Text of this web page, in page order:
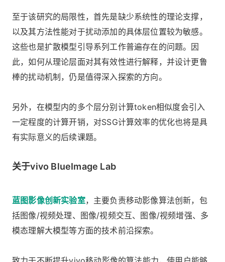
至于该研究的局限性，首先是缺少系统性的理论支撑，
以及其方法性能对于扰动添加的具体层位置较为敏感。
这些也是扩散模型引导系列工作普遍存在的问题。因
此，如何从理论层面对其有效性进行解释，并设计更鲁
棒的扰动机制，仍是值得深入探索的方向。
另外，在模型内的多个层分别计算token相似度会引入
一定程度的计算开销，对SSG计算效率的优化也将是具
有实际意义的后续课题。
关于vivo BlueImage Lab
蓝图影像创新实验室，主要负责移动影像算法创新，包
括图像/视频处理、图像/视频交互、图像/视频增强、多
模态理解大模型等方面的技术前沿探索。